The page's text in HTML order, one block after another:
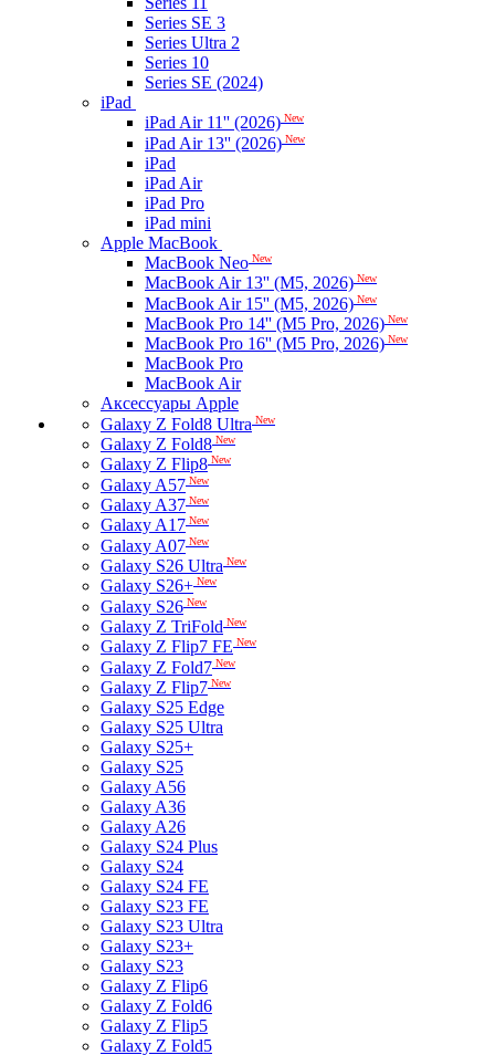
Series SE 3
Series Ultra 2
Series 10
Series SE (2024)
iPad
iPad Air 11'' (2026) New
iPad Air 13'' (2026) New
iPad
iPad Air
iPad Pro
iPad mini
Apple MacBook
MacBook Neo New
MacBook Air 13'' (M5, 2026) New
MacBook Air 15'' (M5, 2026) New
MacBook Pro 14'' (M5 Pro, 2026) New
MacBook Pro 16'' (M5 Pro, 2026) New
MacBook Pro
MacBook Air
Аксессуары Apple
Galaxy Z Fold8 Ultra New
Galaxy Z Fold8 New
Galaxy Z Flip8 New
Galaxy A57 New
Galaxy A37 New
Galaxy A17 New
Galaxy A07 New
Galaxy S26 Ultra New
Galaxy S26+ New
Galaxy S26 New
Galaxy Z TriFold New
Galaxy Z Flip7 FE New
Galaxy Z Fold7 New
Galaxy Z Flip7 New
Galaxy S25 Edge
Galaxy S25 Ultra
Galaxy S25+
Galaxy S25
Galaxy A56
Galaxy A36
Galaxy A26
Galaxy S24 Plus
Galaxy S24
Galaxy S24 FE
Galaxy S23 FE
Galaxy S23 Ultra
Galaxy S23+
Galaxy S23
Galaxy Z Flip6
Galaxy Z Fold6
Galaxy Z Flip5
Galaxy Z Fold5